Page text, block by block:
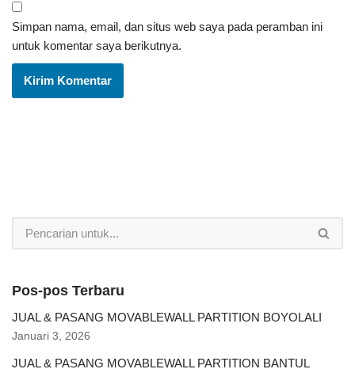
Simpan nama, email, dan situs web saya pada peramban ini
untuk komentar saya berikutnya.
Pos-pos Terbaru
JUAL & PASANG MOVABLEWALL PARTITION BOYOLALI
Januari 3, 2026
JUAL & PASANG MOVABLEWALL PARTITION BANTUL